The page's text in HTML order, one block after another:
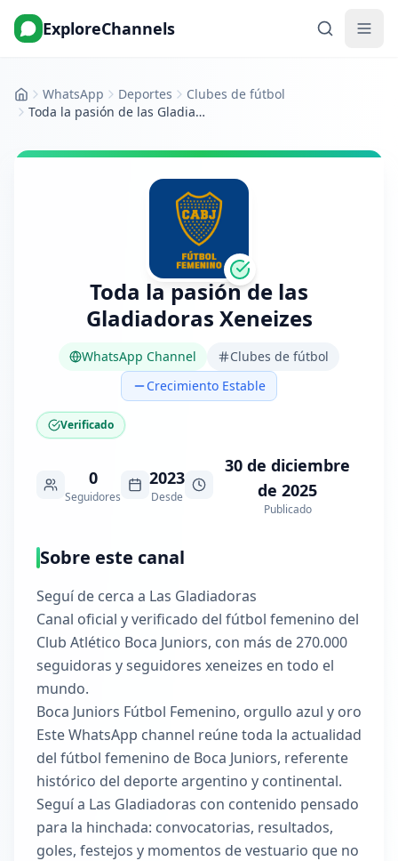
ExploreChannels
InicioWhatsApp Deportes
Clubes de fútbol
Toda la pasión de las Gladiadoras Xeneizes
Toda la pasión de las
Gladiadoras Xeneizes
WhatsApp Channel
Clubes de fútbol
Crecimiento Estable
Verificado
0
Seguidores
2023
Desde
30 de diciembre
de 2025
Publicado
Sobre este canal
Seguí de cerca a Las Gladiadoras
Canal oficial y verificado del fútbol femenino del
Club Atlético Boca Juniors, con más de 270.000
seguidoras y seguidores xeneizes en todo el
mundo.
Boca Juniors Fútbol Femenino, orgullo azul y oro
Este WhatsApp channel reúne toda la actualidad
del fútbol femenino de Boca Juniors, referente
histórico del deporte argentino y continental.
Seguí a Las Gladiadoras con contenido pensado
para la hinchada: convocatorias, resultados,
goles, festejos y momentos de vestuario que no